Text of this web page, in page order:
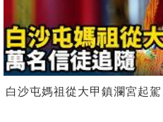
白沙屯媽祖從大甲鎮瀾宮起